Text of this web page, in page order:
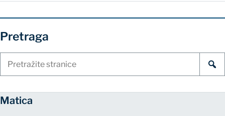
Pretraga
Matica